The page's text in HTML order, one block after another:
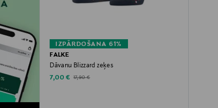
IZPĀRDOŠANA 61%
FALKE
Dāvanu Blizzard zeķes
Discounted Price
7,00 € Original Price
17,90 €